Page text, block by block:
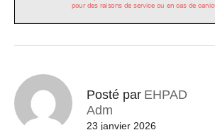
Posté par EHPAD
Adm
23 janvier 2026